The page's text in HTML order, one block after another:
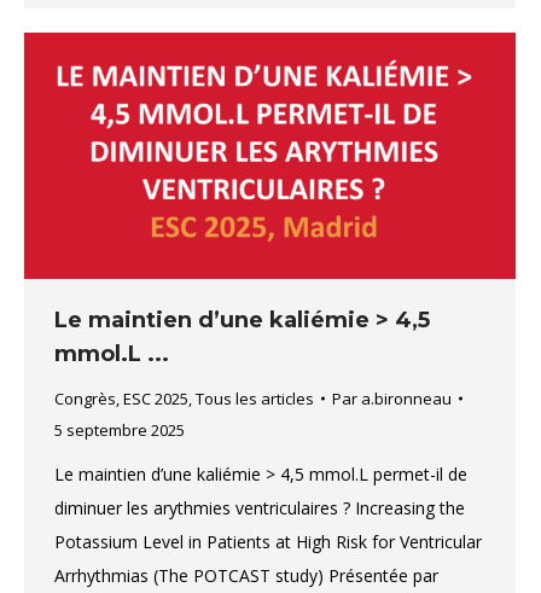
Le maintien d’une kaliémie > 4,5
mmol.L ...
Congrès,ESC 2025,Tous les articles Par a.bironneau
5 septembre 2025
Le maintien d’une kaliémie > 4,5 mmol.L permet-il de
diminuer les arythmies ventriculaires ? Increasing the
Potassium Level in Patients at High Risk for Ventricular
Arrhythmias (The POTCAST study) Présentée par